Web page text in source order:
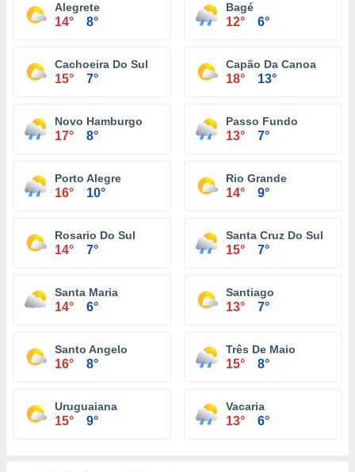
Alegrete
14° 8°
Bagé
12° 6°
Cachoeira Do Sul
15° 7°
Capão Da Canoa
18° 13°
Novo Hamburgo
17° 8°
Passo Fundo
13° 7°
Porto Alegre
16° 10°
Rio Grande
14° 9°
Rosario Do Sul
14° 7°
Santa Cruz Do Sul
15° 7°
Santa Maria
14° 6°
Santiago
13° 7°
Santo Angelo
16° 8°
Três De Maio
15° 8°
Uruguaiana
15° 9°
Vacaria
13° 6°